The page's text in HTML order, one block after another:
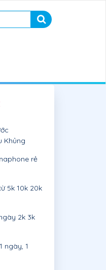
Khủng
rẻ
5k 10k 20k
2k 3k
ngày, 1